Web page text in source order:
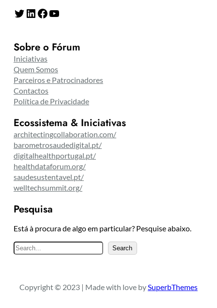
Twitter LinkedIn Facebook YouTube
Sobre o Fórum
Iniciativas
Quem Somos
Parceiros e Patrocinadores
Contactos
Política de Privacidade
Ecossistema & Iniciativas
architectingcollaboration.com/
barometrosaudedigital.pt/
digitalhealthportugal.pt/
healthdataforum.org/
saudesustentavel.pt/
welltechsummit.org/
Pesquisa
Está à procura de algo em particular? Pesquise abaixo.
e
u
Search
Copyright © 2023 | Made with love bySuperbThemes